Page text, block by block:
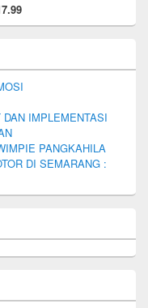
IMPLEMENTASI
PANGKAHILA
DI SEMARANG :